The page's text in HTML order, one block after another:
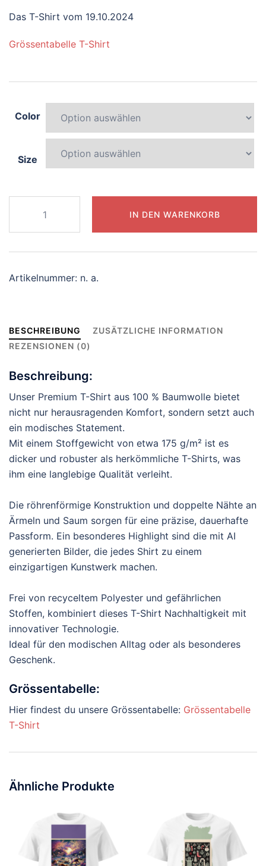
Das T-Shirt vom 19.10.2024
Grössentabelle T-Shirt
Color
Size
dolphin
Menge
IN DEN WARENKORB
Artikelnummer: n. a.
BESCHREIBUNG
ZUSÄTZLICHE INFORMATION
REZENSIONEN (0)
Beschreibung:
Unser Premium T-Shirt aus 100 % Baumwolle bietet
nicht nur herausragenden Komfort, sondern setzt auch
ein modisches Statement.
Mit einem Stoffgewicht von etwa 175 g/m² ist es
dicker und robuster als herkömmliche T-Shirts, was
ihm eine langlebige Qualität verleiht.
Die röhrenförmige Konstruktion und doppelte Nähte an
Ärmeln und Saum sorgen für eine präzise, dauerhafte
Passform. Ein besonderes Highlight sind die mit AI
generierten Bilder, die jedes Shirt zu einem
einzigartigen Kunstwerk machen.
Frei von recyceltem Polyester und gefährlichen
Stoffen, kombiniert dieses T-Shirt Nachhaltigkeit mit
innovativer Technologie.
Ideal für den modischen Alltag oder als besonderes
Geschenk.
Grössentabelle:
Hier findest du unsere Grössentabelle: Grössentabelle
T-Shirt
Ähnliche Produkte